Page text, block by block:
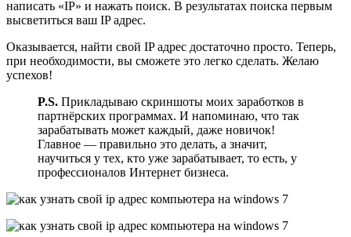
написать «IP» и нажать поиск. В результатах поиска первым
высветиться ваш IP адрес.
Оказывается, найти свой IP адрес достаточно просто. Теперь,
при необходимости, вы сможете это легко сделать. Желаю
успехов!
P.S. Прикладываю скриншоты моих заработков в
партнёрских программах. И напоминаю, что так
зарабатывать может каждый, даже новичок!
Главное — правильно это делать, а значит,
научиться у тех, кто уже зарабатывает, то есть, у
профессионалов Интернет бизнеса.